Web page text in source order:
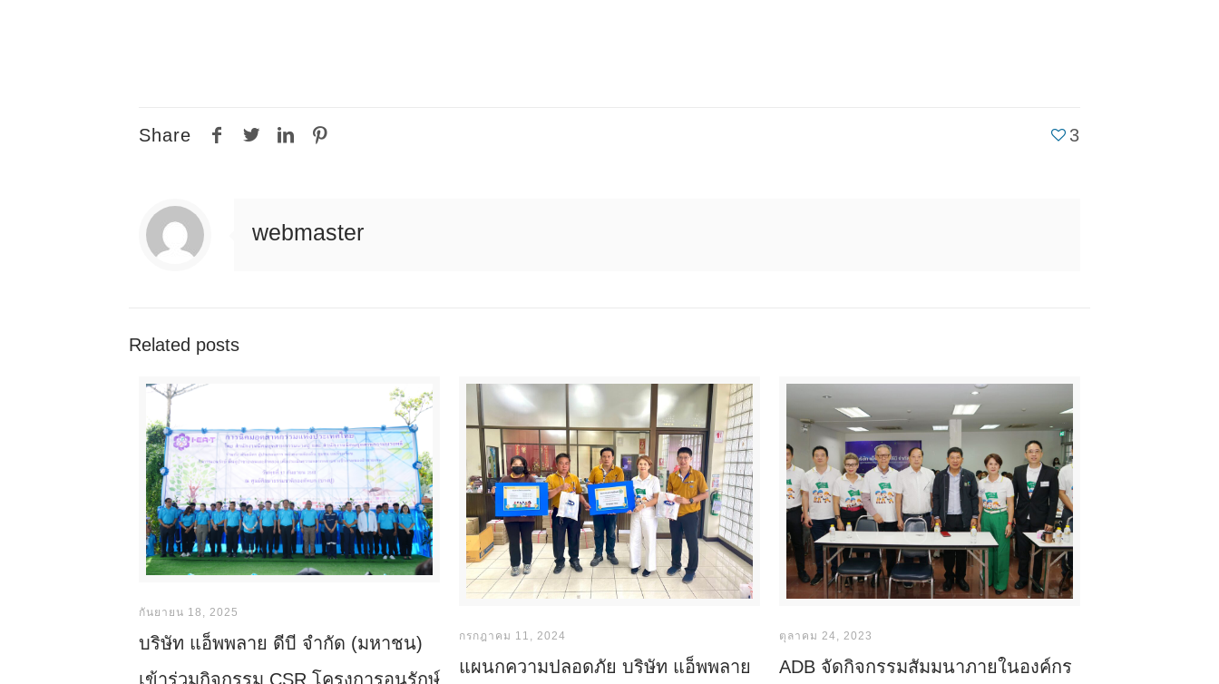
Share 3
webmaster
Related posts
กันยายน 18, 2025
บริษัท แอ็พพลาย ดีบี จำกัด (มหาชน)
เข้าร่วมกิจกรรม CSR โครงการอนุรักษ์
กรกฎาคม 11, 2024
แผนกความปลอดภัย บริษัท แอ็พพลาย
ตุลาคม 24, 2023
ADB จัดกิจกรรมสัมมนาภายในองค์กร